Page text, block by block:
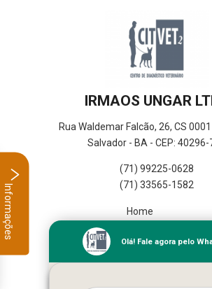
IRMAOS UNGAR
Rua Waldemar Falcão, 26, CS
Salvador - BA - CEP: 40296-
(71) 99225-0628
(71) 33565-1582
Home
Missão
Serviços
Olá! Fale agora pelo
Informações